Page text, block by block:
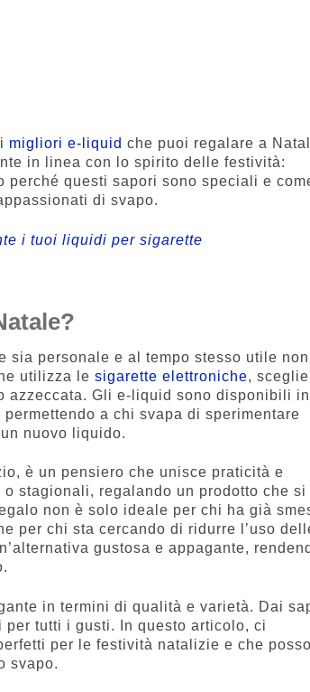
migliori e-liquid che puoi regalare a
in linea con lo spirito delle festività:
perché questi sapori sono speciali e
di svapo.
i tuoi liquidi per sigarette
sia personale e al tempo stesso utile
utilizza lesigarette elettroniche,
azzeccata. Gli e-liquid sono disponibili in
a chi svapa di sperimentare
nuovo liquido.
è un pensiero che unisce praticità e
stagionali, regalando un prodotto che si
non è solo ideale per chi ha già
per chi sta cercando di ridurre l’uso
gustosa e appagante,
in termini di qualità e varietà. Dai
tutti i gusti. In questo articolo, ci
per le festività natalizie e che
svapo.